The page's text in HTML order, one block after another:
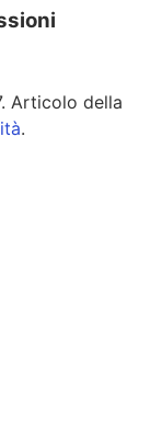
. Articolo della
.